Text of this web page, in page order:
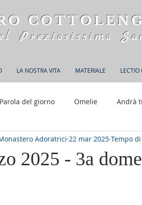
Preziosissimo
LA NOSTRA VITA MATERIALE LECTIO
del giorno Omelie Andrà
150 anni di Adorazione
2025 - 3a
Adoratrici 22 mar 2025 Tempo
NaN stelle su 5.